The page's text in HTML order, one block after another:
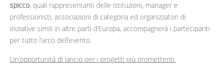
spicco, quali rappresentanti delle istituzioni, manager e
professionisti, associazioni di categoria ed organizzatori di
iniziative simili in altre parti d’Europa, accompagnerà i partecipanti
per tutto l’arco dell’evento.
Un’opportunità di lancio per i progetti più promettenti